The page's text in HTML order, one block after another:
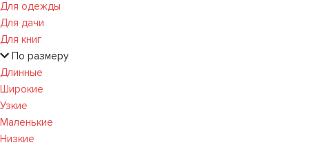
Для одежды
Для дачи
Для книг
По размеру
Длинные
Широкие
Узкие
Маленькие
Низкие